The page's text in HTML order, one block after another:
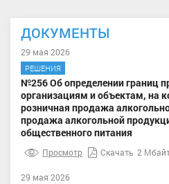
ДОКУМЕНТЫ
29 мая 2026
РЕШЕНИЯ
№256 Об определении границ
организациям и объектам, на
розничная продажа
продажа алкогольной
общественного питания
Просмотр Скачать 2
29 мая 2026